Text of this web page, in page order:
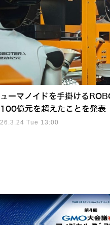
ューマノイドを手掛ける
億元を超えたことを発表
Tue 13:00